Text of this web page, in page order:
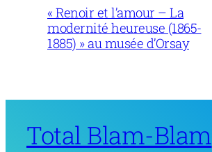
« Renoir et l’amour – La
modernité heureuse (1865-
1885) » au musée d’Orsay
Total Blam-Blam